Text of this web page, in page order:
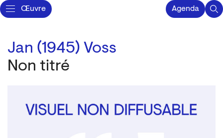
Œuvre Agenda
Jan (1945) Voss
Non titré